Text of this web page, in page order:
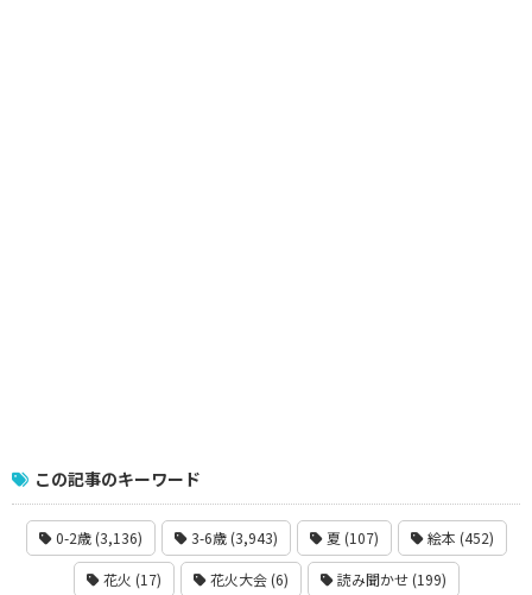
この記事のキーワード
0-2歳 (3,136) 3-6歳 (3,943) 夏 (107) 絵本 (452)
花火 (17) 花火大会 (6) 読み聞かせ (199)